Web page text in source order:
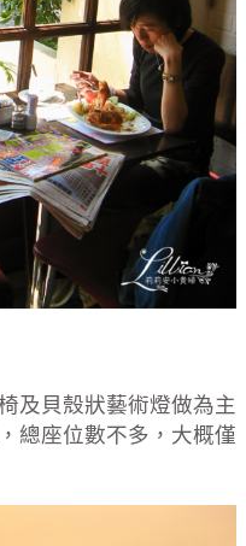
及貝殼狀藝術燈做為主
總座位數不多，大概僅